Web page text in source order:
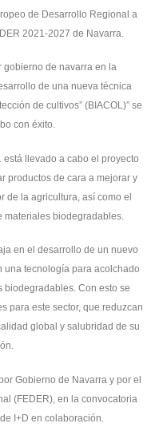
de Desarrollo Regional a
2021-2027 de Navarra.
gobierno de navarra en la
de una nueva técnica
de cultivos” (BIACOL)” se
con éxito.
está llevado a cabo el proyecto
productos de cara a mejorar y
de la agricultura, así como el
biodegradables.
en el desarrollo de un nuevo
una tecnología para acolchado
biodegradables. Con esto se
para este sector, que reduzcan
global y salubridad de su
Gobierno de Navarra y por el
(FEDER), en la convocatoria
I+D en colaboración.